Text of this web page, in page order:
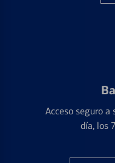
Acceso seguro a
día, los